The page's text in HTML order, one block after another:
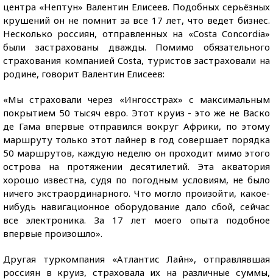
центра «Нептун» Валентин Елисеев. Подобных серьёзных
крушений он не помнит за все 17 лет, что ведет бизнес.
Несколько россиян, отправленных на «Costa Concordia»
были застрахованы дважды. Помимо обязательного
страхования компанией Costa, туристов застраховали на
родине, говорит Валентин Елисеев:
«Мы страховали через «Ингосстрах» с максимальным
покрытием 50 тысяч евро. Этот круиз - это же не Васко
де Гама впервые отправился вокруг Африки, по этому
маршруту только этот лайнер в год совершает порядка
50 маршрутов, каждую неделю он проходит мимо этого
острова на протяжении десятилетий. Эта акватория
хорошо известна, судя по погодным условиям, не было
ничего экстраординарного. Что могло произойти, какое-
нибудь навигационное оборудование дало сбой, сейчас
все электроника. За 17 лет моего опыта подобное
впервые произошло».
Другая туркомпания «Атлантис Лайн», отправлявшая
россиян в круиз, страховала их на различные суммы,